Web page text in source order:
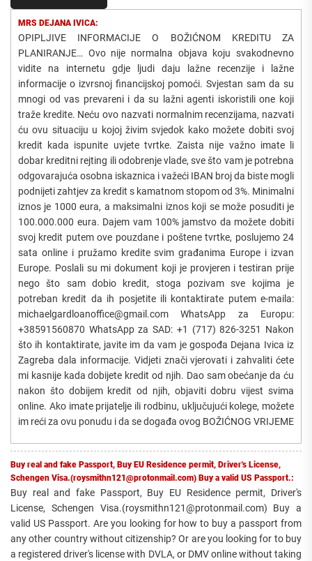
MRS DEJANA IVICA:
OPIPLJIVE INFORMACIJE O BOŽIĆNOM KREDITU ZA
PLANIRANJE… Ovo nije normalna objava koju svakodnevno
vidite na internetu gdje ljudi daju lažne recenzije i lažne
informacije o izvrsnoj financijskoj pomoći. Svjestan sam da su
mnogi od vas prevareni i da su lažni agenti iskoristili one koji
traže kredite. Neću ovo nazvati normalnim recenzijama, nazvati
ću ovu situaciju u kojoj živim svjedok kako možete dobiti svoj
kredit kada ispunite uvjete tvrtke. Zaista nije važno imate li
dobar kreditni rejting ili odobrenje vlade, sve što vam je potrebna
odgovarajuća osobna iskaznica i važeći IBAN broj da biste mogli
podnijeti zahtjev za kredit s kamatnom stopom od 3%. Minimalni
iznos je 1000 eura, a maksimalni iznos koji se može posuditi je
100.000.000 eura. Dajem vam 100% jamstvo da možete dobiti
svoj kredit putem ove pouzdane i poštene tvrtke, poslujemo 24
sata online i pružamo kredite svim građanima Europe i izvan
Europe. Poslali su mi dokument koji je provjeren i testiran prije
nego što sam dobio kredit, stoga pozivam sve kojima je
potreban kredit da ih posjetite ili kontaktirate putem e-maila:
michaelgardloanoffice@gmail.com WhatsApp za Europu:
+38591560870 WhatsApp za SAD: +1 (717) 826-3251 Nakon
što ih kontaktirate, javite im da vam je gospođa Dejana Ivica iz
Zagreba dala informacije. Vidjeti znači vjerovati i zahvaliti ćete
mi kasnije kada dobijete kredit od njih. Dao sam obećanje da ću
nakon što dobijem kredit od njih, objaviti dobru vijest svima
online. Ako imate prijatelje ili rodbinu, uključujući kolege, možete
im reći za ovu ponudu i da se događa ovog BOŽIĆNOG VRIJEME
Buy real and fake Passport, Buy EU Residence permit, Driver's License,
Schengen Visa.(roysmithn121@protonmail.com) Buy a valid US Passport.:
Buy real and fake Passport, Buy EU Residence permit, Driver's
License, Schengen Visa.(roysmithn121@protonmail.com) Buy a
valid US Passport. Are you looking for how to buy a passport from
any other country without citizenship? Or are you looking for to buy
a registered driver's license with DVLA, or DMV online without taking